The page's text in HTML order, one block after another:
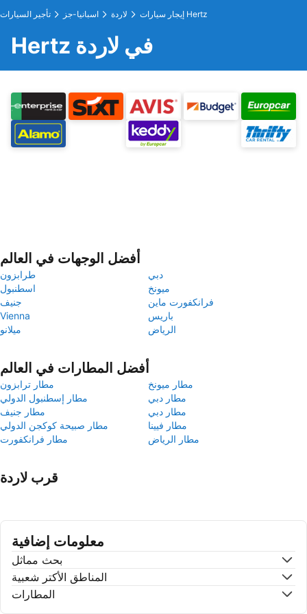
تأجير السيارات اسبانيا-جز لاردة إيجار سيارات Hertz
Hertz في لاردة
أفضل الوجهات في العالم
طرابزون
دبي
اسطنبول
ميونخ
جنيف
فرانكفورت ماين
Vienna
باريس
ميلانو
الرياض
أفضل المطارات في العالم
مطار ترابزون
مطار ميونخ
مطار إسطنبول الدولي
مطار دبي
مطار جنيف
مطار دبي
مطار صبيحة كوكجن الدولي
مطار فيينا
مطار فرانكفورت
مطار الرياض
قرب لاردة
معلومات إضافية
بحث مماثل
المناطق الأكتر شعبية
المطارات